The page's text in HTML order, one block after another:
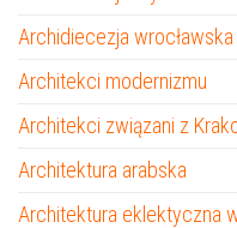
Archidiecezja wrocławska
Architekci modernizmu
Architekci związani z
Architektura arabska
Architektura eklektyczna